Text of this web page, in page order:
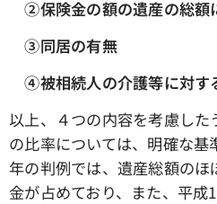
➁保険金の額の遺産の総額
③同居の有無
④被相続人の介護等に対す
以上、４つの内容を考慮し
の比率については、明確な
年の判例では、遺産総額の
金が占めており、また、平